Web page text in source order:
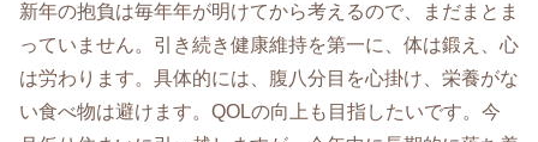
新年の抱負は毎年年が明けてから考えるので、まだまとま
っていません。引き続き健康維持を第一に、体は鍛え、心
は労わります。具体的には、腹八分目を心掛け、栄養がな
い食べ物は避けます。QOLの向上も目指したいです。今